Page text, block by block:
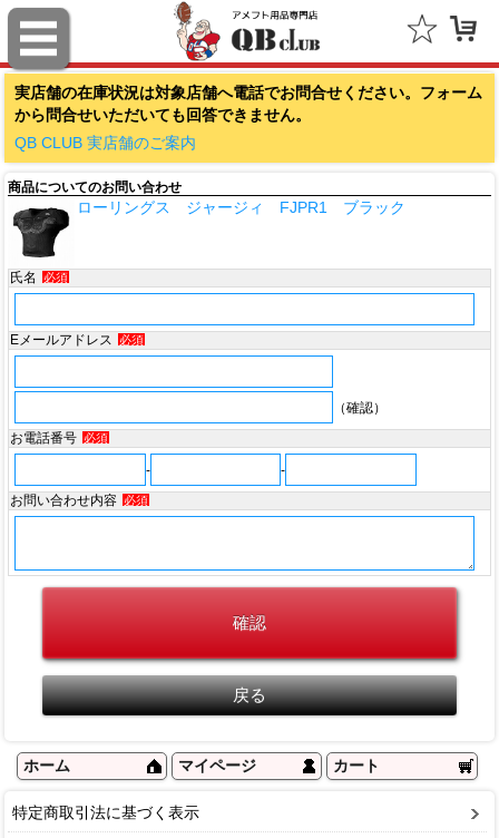
実店舗の在庫状況は対象店舗へ電話でお問合せください。フォーム
から問合せいただいても回答できません。
QB CLUB 実店舗のご案内
商品についてのお問い合わせ
ローリングス ジャージィ FJPR1 ブラック
氏名 必須
Eメールアドレス 必須
（確認）
お電話番号 必須
-
-
お問い合わせ内容 必須
ホーム マイページ カート
特定商取引法に基づく表示
ファナティクス（Fanatics）
アウトドアキャップ（Outdoor Cap Company）
スポルディング（SPALDING）
ミッチェル＆ネス（Mitchell & Ness）
ポータフォン（PORTAPHONE）
ギルマンギア（Gilman Gear）
サムプロ（ThumbPRO）